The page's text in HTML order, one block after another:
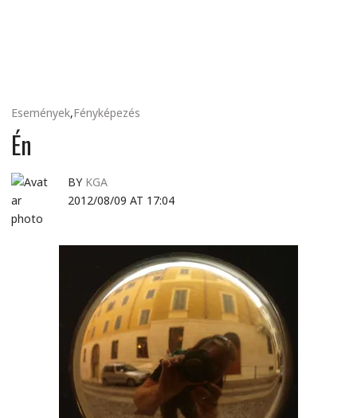
Események,Fényképezés
Én
BY KGA
2012/08/09 AT 17:04